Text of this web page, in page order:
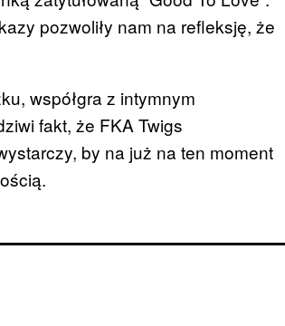
pozwoliły nam na refleksję, że
współgra z intymnym
fakt, że FKA Twigs
by na już na ten moment